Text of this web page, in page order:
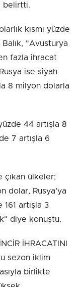
belirtti.
kısmı yüzde
Balık, "Avusturya
fazla ihracat
ise siyah
8 milyon dolarla
44 artışla 8
7 artışla 6
çıkan ülkeler;
dolar, Rusya’ya
artışla 3
diye konuştu.
İHRACATINI
sezon iklim
birlikte